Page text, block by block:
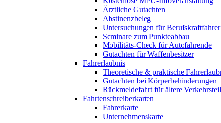
Ärztliche Gutachten
Abstinenzbeleg
Untersuchungen für Berufskraftfahrer
Seminare zum Punkteabbau
Mobilitäts-Check für Autofahrende
Gutachten für Waffenbesitzer
Fahrerlaubnis
Theoretische & praktische
Gutachten bei Körperbehinderungen
Rückmeldefahrt für ältere
Fahrtenschreiberkarten
Fahrerkarte
Unternehmenskarte